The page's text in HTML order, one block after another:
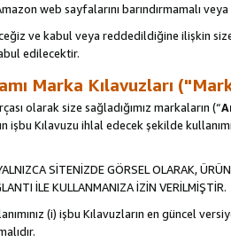
web sayfalarını barındırmamalı
ve kabul veya reddedildiğine ilişkin
edilecektir.
Marka Kılavuzları
olarak size sağladığımız markaların (“
işbu Kılavuzu ihlal edecek şekilde
SİTENİZDE GÖRSEL OLARAK,
İLE KULLANMANIZA İZİN VERİLMİŞTİR.
(i) işbu Kılavuzların en güncel